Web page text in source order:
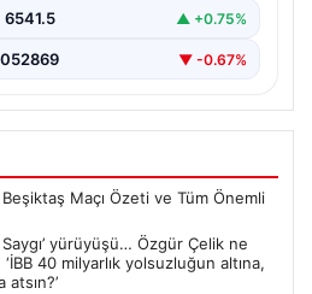
6541.5 ▲ +0.75%
▼ -0.67%
Maçı Özeti ve Tüm Önemli
yürüyüşü… Özgür Çelik ne
40 milyarlık yolsuzluğun altına,
atsın?’